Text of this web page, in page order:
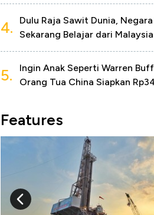
4.
Dulu Raja Sawit Dunia, Negara
Sekarang Belajar dari Malaysia
5.
Ingin Anak Seperti Warren
Orang Tua China Siapkan
Features